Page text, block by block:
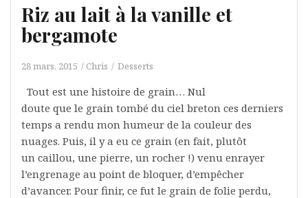
Riz au lait à la vanille et
bergamote
28 mars, 2015 Chris Desserts
Tout est une histoire de grain… Nul
doute que le grain tombé du ciel breton ces derniers
temps a rendu mon humeur de la couleur des
nuages. Puis, il y a eu ce grain (en fait, plutôt
un caillou, une pierre, un rocher !) venu enrayer
l’engrenage au point de bloquer, d’empêcher
d’avancer. Pour finir, ce fut le grain de folie perdu,